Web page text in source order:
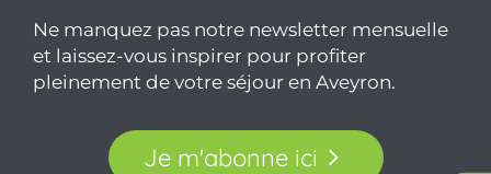
Ne manquez pas notre newsletter mensuelle
et laissez-vous inspirer pour profiter
pleinement de votre séjour en Aveyron.
Je m'abonne ici